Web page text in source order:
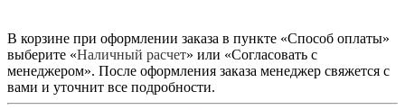
В корзине при оформлении заказа в пункте «Способ оплаты»
выберите «Наличный расчет» или «Согласовать с
менеджером». После оформления заказа менеджер свяжется с
вами и уточнит все подробности.